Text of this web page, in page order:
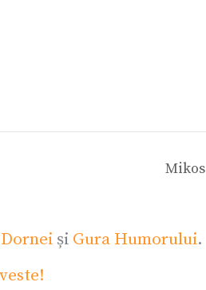
Mikos
și Gura Humorului.